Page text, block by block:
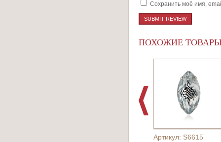
Сохранить моё имя,
ПОХОЖИЕ
Артикул: S6615